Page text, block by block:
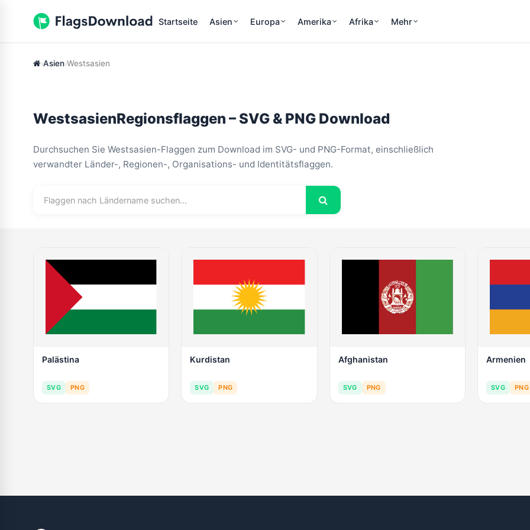
Startseite Asien Europa Amerika Afrika Mehr
Asien Westsasien
WestsasienRegionsflaggen – SVG & PNG Download
Durchsuchen Sie Westsasien-Flaggen zum Download im SVG- und PNG-Format, einschließlich
verwandter Länder-, Regionen-, Organisations- und Identitätsflaggen.
Palästina
SVG PNG
Kurdistan
SVG PNG
Afghanistan
SVG PNG
Armenien
SVG PNG